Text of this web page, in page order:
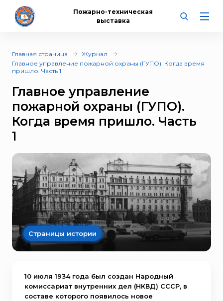
Пожарно-техническая
выставка
Главная страница
Журнал
Главное управление пожарной охраны (ГУПО). Когда время
пришло. Часть 1
Главное управление
пожарной охраны (ГУПО).
Когда время пришло. Часть
1
Страницы истории
10 июля 1934 года был создан Народный
комиссариат внутренних дел (НКВД) СССР, в
составе которого появилось новое